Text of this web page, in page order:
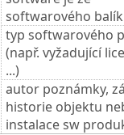
softwarového
typ softwarového
(např. vyžadující
...)
autor poznámky,
historie objektu
instalace sw